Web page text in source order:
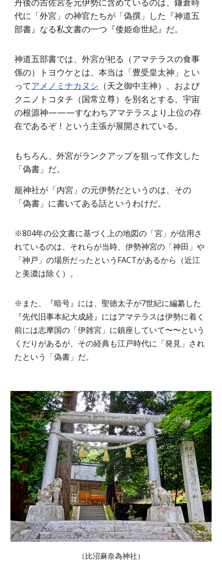
代に「外宮」の神官たちが「偽撰」した『神道五
部書』なる私文書の一つ『倭姫命世紀』だ。
神道五部書では、外宮が祀る（アマテラスの食事
係の）トヨウケとは、本当は「豊受皇太神」とい
ってアメノミナカヌシ （天之御中主神）、および
クニノトコタチ（国常立尊）を別名とする、宇宙
の根源神———すなわちアマテラスより上位の存
在であるぞ！という主張が展開されている。
もちろん、外宮がランクアップを狙って作文した
「偽書」だ。
籠神社が「内宮」の元伊勢だというのは、その
「偽書」に書いてある話というわけだ。
※804年の公文書に基づく上の地図の「宮」が信用さ
れているのは、それらが当時、伊勢神宮の「神田」や
「神戸」の場所だったというFACTがあるから（近江
と美濃は除く）。
※また、『暗号』には、聖徳太子が7世紀に編纂した
『先代旧事本紀大成経』にはアマテラスは伊勢に着く
前には志摩国の「伊雑宮」に鎮座していて〜〜という
くだりがあるが、その経典も江戸時代に「発見」され
たという「偽書」だ。
（比沼麻奈為神社）